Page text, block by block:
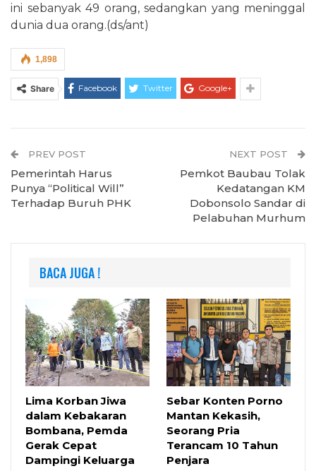
ini sebanyak 49 orang, sedangkan yang meninggal
dunia dua orang.(ds/ant)
1,898
Share Facebook Twitter Google+
PREV POST
Pemerintah Harus
Punya “Political Will”
Terhadap Buruh PHK
NEXT POST
Pemkot Baubau Tolak
Kedatangan KM
Dobonsolo Sandar di
Pelabuhan Murhum
BACA JUGA !
Lima Korban Jiwa
dalam Kebakaran
Bombana, Pemda
Gerak Cepat
Dampingi Keluarga
Sebar Konten Porno
Mantan Kekasih,
Seorang Pria
Terancam 10 Tahun
Penjara